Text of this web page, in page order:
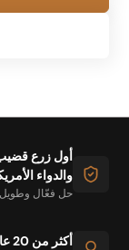
أول زرع
والدواء
حل فعّال وطويل
أكثر من 20 عامًا من البيانات السريرية